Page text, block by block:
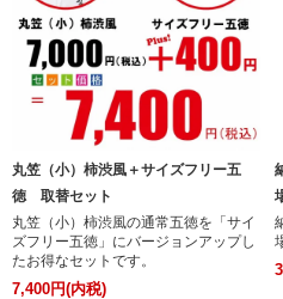
丸笠（小）柿渋風＋サイズフリー五
徳 取替セット
丸笠（小）柿渋風の通常五徳を「サイ
ズフリー五徳」にバージョンアップし
たお得なセットです。
7,400円(内税)